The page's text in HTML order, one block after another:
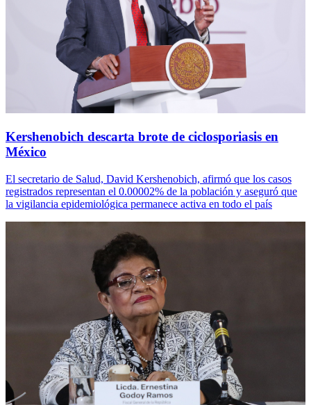
Kershenobich descarta brote de ciclosporiasis en
México
El secretario de Salud, David Kershenobich, afirmó que los casos
registrados representan el 0.00002% de la población y aseguró que
la vigilancia epidemiológica permanece activa en todo el país